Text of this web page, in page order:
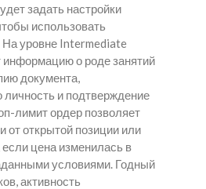
задать настройки
использовать
На уровне Intermediate
информацию о роде занятий
документа,
и подтверждение
лимит ордер позволяет
от открытой позиции или
цена изменилась в
условиями. Годный
активность